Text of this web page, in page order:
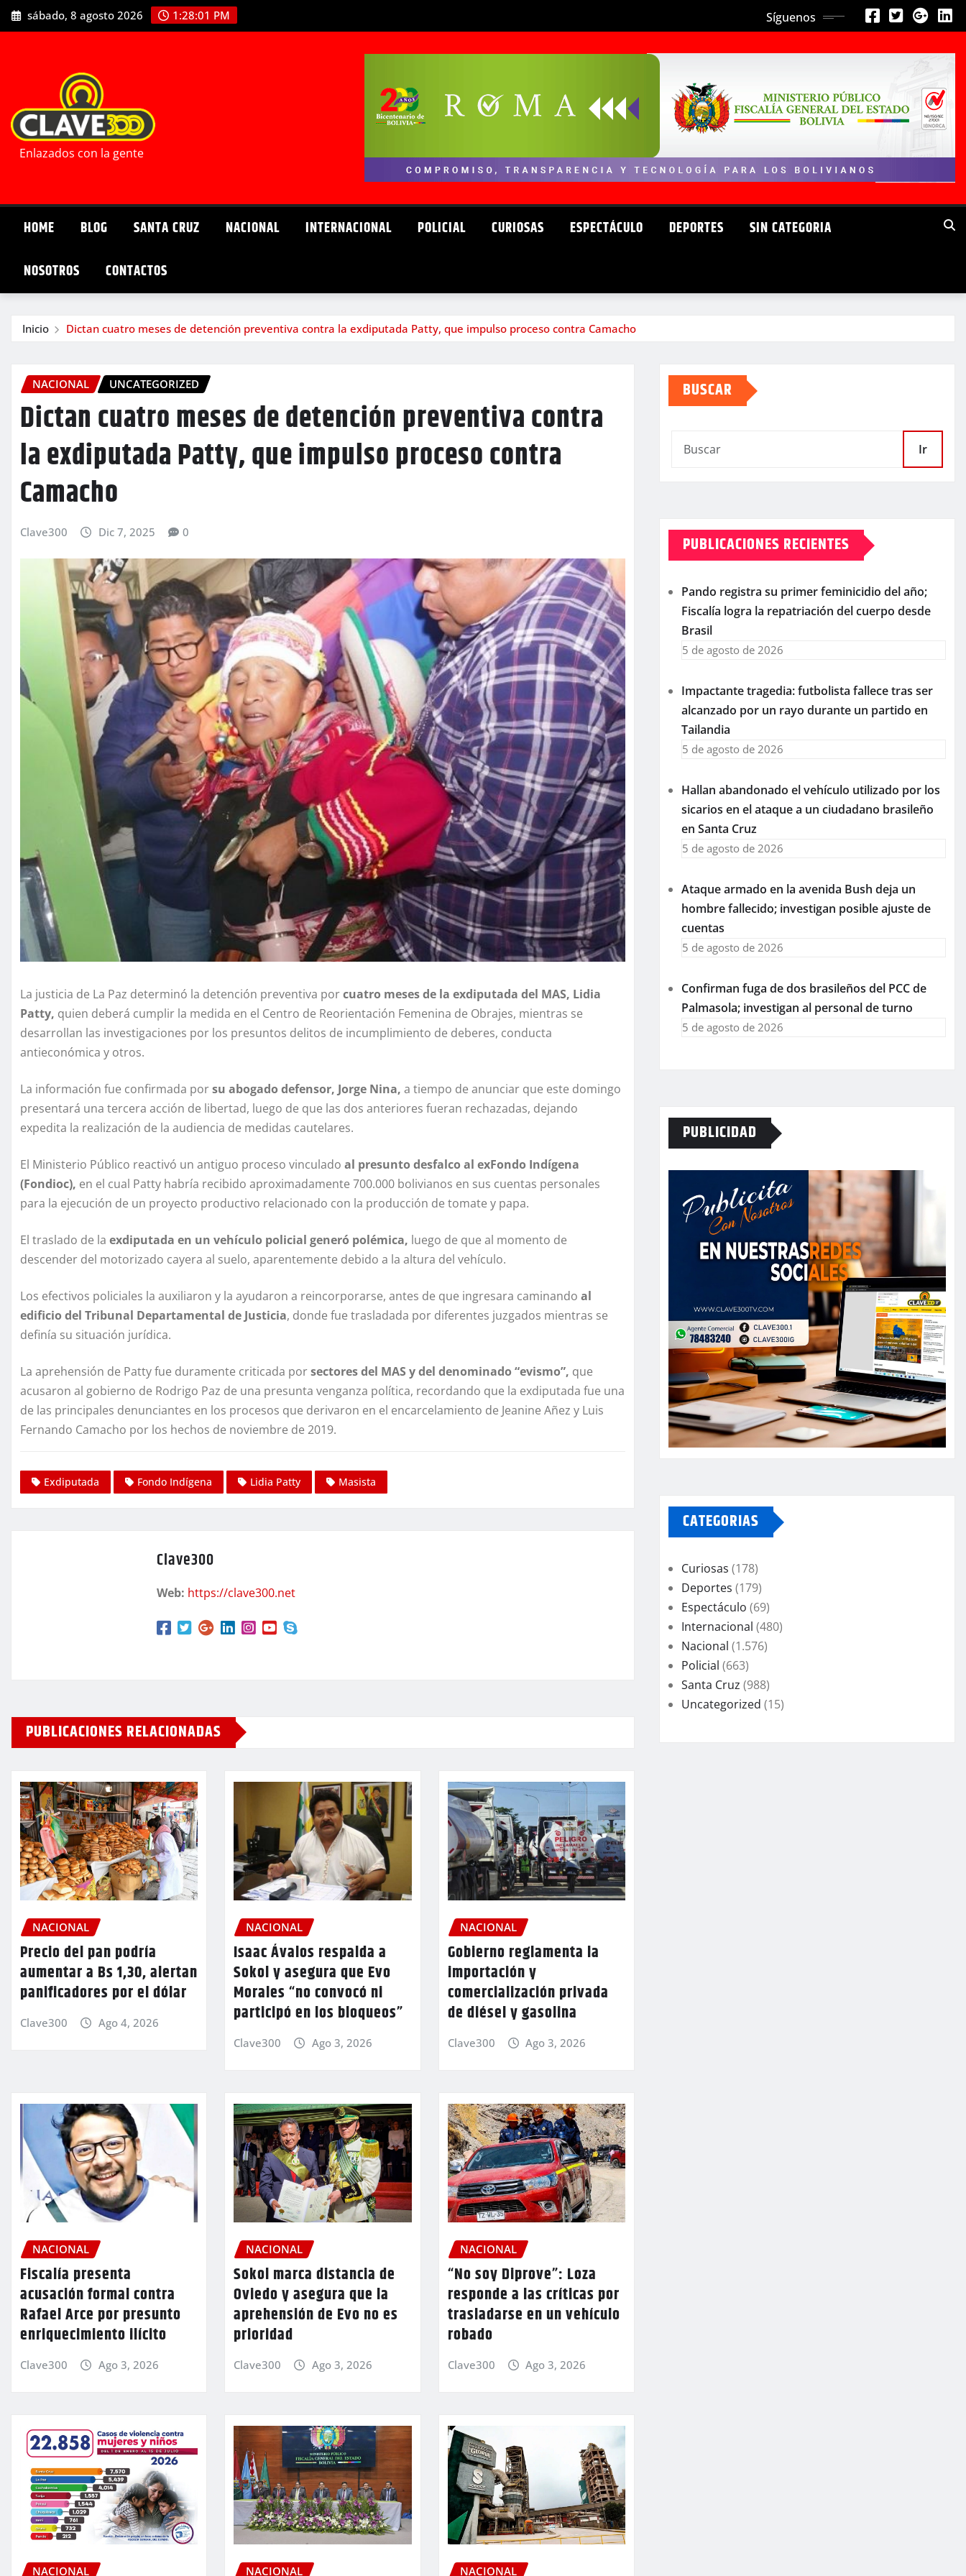
Saltar
al
sábado, 8 agosto 2026 1:28:02 PM Síguenos
Enlazados con la gente
HOME BLOG SANTA CRUZ NACIONAL INTERNACIONAL POLICIAL CURIOSAS ESPECTÁCULO DEPORTES SIN CATEGORIA
NOSOTROS CONTACTOS
Inicio Dictan cuatro meses de detención preventiva contra la exdiputada Patty, que impulso proceso contra Camacho
NACIONAL UNCATEGORIZED
Dictan cuatro meses de detención preventiva contra
la exdiputada Patty, que impulso proceso contra
Camacho
Clave300 Dic 7, 2025 0
La justicia de La Paz determinó la detención preventiva porcuatro meses de la exdiputada del MAS, Lidia
Patty, quien deberá cumplir la medida en el Centro de Reorientación Femenina de Obrajes, mientras se
desarrollan las investigaciones por los presuntos delitos de incumplimiento de deberes, conducta
antieconómica y otros.
La información fue confirmada porsu abogado defensor, Jorge Nina, a tiempo de anunciar que este domingo
presentará una tercera acción de libertad, luego de que las dos anteriores fueran rechazadas, dejando
expedita la realización de la audiencia de medidas cautelares.
El Ministerio Público reactivó un antiguo proceso vinculado al presunto desfalco al exFondo Indígena
(Fondioc), en el cual Patty habría recibido aproximadamente 700.000 bolivianos en sus cuentas personales
para la ejecución de un proyecto productivo relacionado con la producción de tomate y papa.
El traslado de la exdiputada en un vehículo policial generó polémica, luego de que al momento de
descender del motorizado cayera al suelo, aparentemente debido a la altura del vehículo.
Los efectivos policiales la auxiliaron y la ayudaron a reincorporarse, antes de que ingresara caminando al
edificio del Tribunal Departamental de Justicia, donde fue trasladada por diferentes juzgados mientras se
definía su situación jurídica.
La aprehensión de Patty fue duramente criticada porsectores del MAS y del denominado “evismo”, que
acusaron al gobierno de Rodrigo Paz de una presunta venganza política, recordando que la exdiputada fue una
de las principales denunciantes en los procesos que derivaron en el encarcelamiento de Jeanine Añez y Luis
Fernando Camacho por los hechos de noviembre de 2019.
Exdiputada Fondo Indígena Lidia Patty Masista
Clave300
Web: https://clave300.net
PUBLICACIONES RELACIONADAS
NACIONAL
Precio del pan podría
aumentar a Bs 1,30, alertan
panificadores por el dólar
Clave300 Ago 4, 2026
NACIONAL
Isaac Ávalos respalda a
Sokol y asegura que Evo
Morales “no convocó ni
participó en los bloqueos”
Clave300 Ago 3, 2026
NACIONAL
Gobierno reglamenta la
importación y
comercialización privada
de diésel y gasolina
Clave300 Ago 3, 2026
NACIONAL
Fiscalía presenta
acusación formal contra
Rafael Arce por presunto
enriquecimiento ilícito
Clave300 Ago 3, 2026
NACIONAL
Sokol marca distancia de
Oviedo y asegura que la
aprehensión de Evo no es
prioridad
Clave300 Ago 3, 2026
NACIONAL
“No soy Diprove”: Loza
responde a las críticas por
trasladarse en un vehículo
robado
Clave300 Ago 3, 2026
NACIONAL NACIONAL NACIONAL
BUSCAR
Ir
PUBLICACIONES RECIENTES
Pando registra su primer feminicidio del año;
Fiscalía logra la repatriación del cuerpo desde
Brasil
5 de agosto de 2026
Impactante tragedia: futbolista fallece tras ser
alcanzado por un rayo durante un partido en
Tailandia
5 de agosto de 2026
Hallan abandonado el vehículo utilizado por los
sicarios en el ataque a un ciudadano brasileño
en Santa Cruz
5 de agosto de 2026
Ataque armado en la avenida Bush deja un
hombre fallecido; investigan posible ajuste de
cuentas
5 de agosto de 2026
Confirman fuga de dos brasileños del PCC de
Palmasola; investigan al personal de turno
5 de agosto de 2026
PUBLICIDAD
CATEGORIAS
Curiosas (178)
Deportes (179)
Espectáculo (69)
Internacional (480)
Nacional (1.576)
Policial (663)
Santa Cruz (988)
Uncategorized (15)